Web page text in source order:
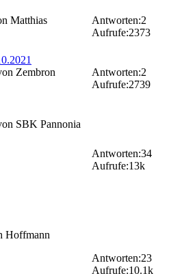
Matthias
Antworten:2
Aufrufe:2373
Zembron
Antworten:2
Aufrufe:2739
SBK Pannonia
Antworten:34
Aufrufe:13k
Hoffmann
Antworten:23
Aufrufe:10.1k